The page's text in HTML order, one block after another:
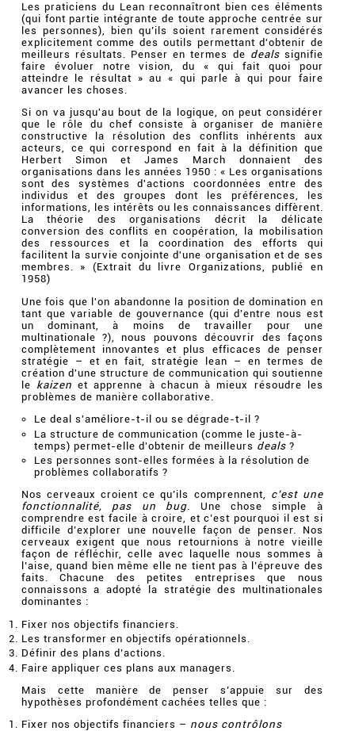
Les praticiens du Lean reconnaîtront bien ces éléments
(qui font partie intégrante de toute approche centrée sur
les personnes), bien qu’ils soient rarement considérés
explicitement comme des outils permettant d'obtenir de
meilleurs résultats. Penser en termes de dealssignifie
faire évoluer notre vision, du « qui fait quoi pour
atteindre le résultat » au « qui parle à qui pour faire
avancer les choses.
Si on va jusqu'au bout de la logique, on peut considérer
que le rôle du chef consiste à organiser de manière
constructive la résolution des conflits inhérents aux
acteurs, ce qui correspond en fait à la définition que
Herbert Simon et James March donnaient des
organisations dans les années 1950 : « Les organisations
sont des systèmes d'actions coordonnées entre des
individus et des groupes dont les préférences, les
informations, les intérêts ou les connaissances diffèrent.
La théorie des organisations décrit la délicate
conversion des conflits en coopération, la mobilisation
des ressources et la coordination des efforts qui
facilitent la survie conjointe d'une organisation et de ses
membres. » (Extrait du livre Organizations, publié en
1958)
Une fois que l'on abandonne la position de domination en
tant que variable de gouvernance (qui d'entre nous est
un dominant, à moins de travailler pour une
multinationale ?), nous pouvons découvrir des façons
complètement innovantes et plus efficaces de penser
stratégie – et en fait, stratégie lean – en termes de
création d'une structure de communication qui soutienne
le kaizen et apprenne à chacun à mieux résoudre les
problèmes de manière collaborative.
Le deal s'améliore-t-il ou se dégrade-t-il ?
La structure de communication (comme le juste-à-
temps) permet-elle d'obtenir de meilleurs deals ?
Les personnes sont-elles formées à la résolution de
problèmes collaboratifs ?
Nos cerveaux croient ce qu’ils comprennent, c’est une
fonctionnalité, pas un bug. Une chose simple à
comprendre est facile à croire, et c’est pourquoi il est si
difficile d’explorer une nouvelle façon de penser. Nos
cerveaux exigent que nous retournions à notre vieille
façon de réfléchir, celle avec laquelle nous sommes à
l’aise, quand bien même elle ne tient pas à l’épreuve des
faits. Chacune des petites entreprises que nous
connaissons a adopté la stratégie des multinationales
dominantes :
Fixer nos objectifs financiers.
Les transformer en objectifs opérationnels.
Définir des plans d’actions.
Faire appliquer ces plans aux managers.
Mais cette manière de penser s’appuie sur des
hypothèses profondément cachées telles que :
Fixer nos objectifs financiers – nous contrôlons